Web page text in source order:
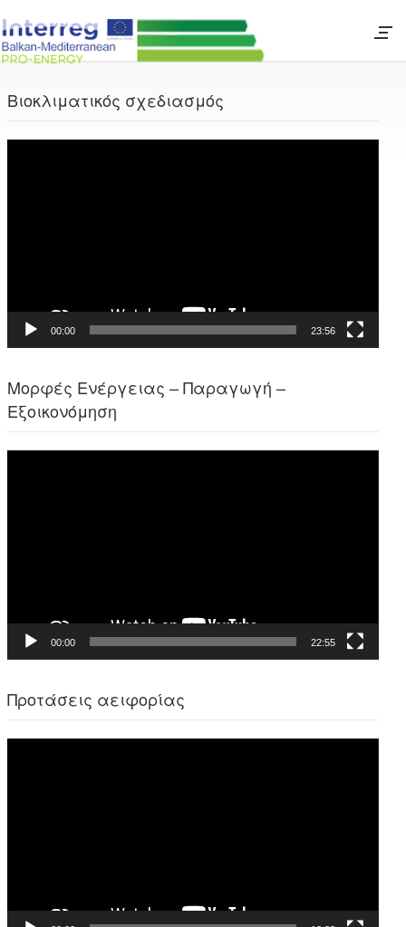
Βιοκλιματικός σχεδιασμός
00:00 23:56
Μορφές Ενέργειας – Παραγωγή –
Εξοικονόμηση
00:00 22:55
Προτάσεις αειφορίας